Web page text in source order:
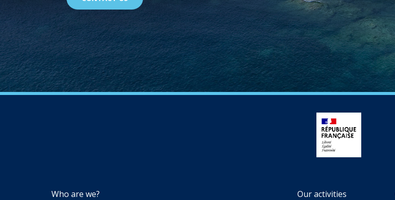
NAVIGATION
Who are we? Our activities